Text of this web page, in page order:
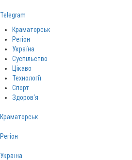
Telegram
Краматорськ
Регіон
Україна
Суспільство
Цікаво
Технології
Спорт
Здоров‘я
Краматорськ
Регіон
Україна